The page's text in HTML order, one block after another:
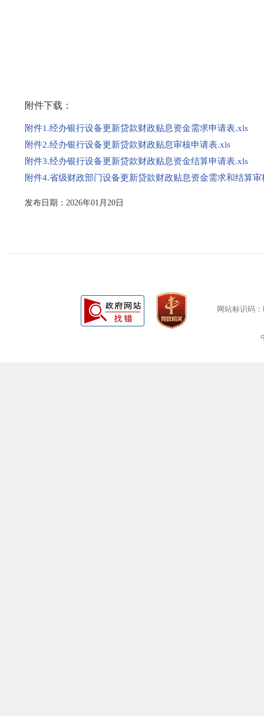
附件下载：
附件1.经办银行设备更新贷款财政贴息资金需求申请表.xls
附件2.经办银行设备更新贷款财政贴息审核申请表.xls
附件3.经办银行设备更新贷款财政贴息资金结算申请表.xls
附件4.省级财政部门设备更新贷款财政贴息资金需求和结算审
发布日期：2026年01月20日
网站标识码